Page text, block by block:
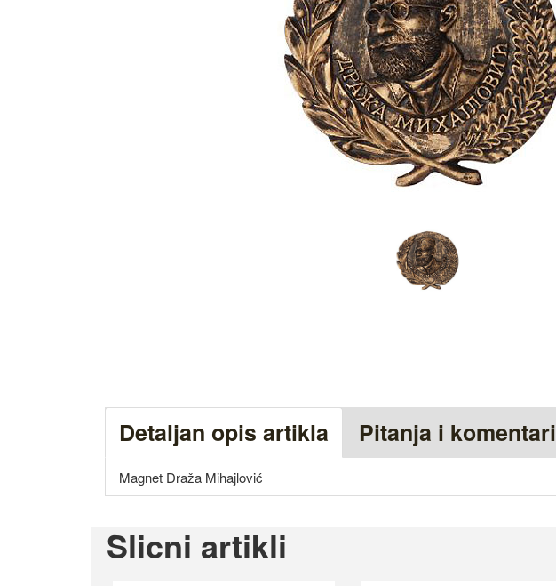
Detaljan opis artikla Pitanja i komentari
Magnet Draža Mihajlović
Slicni artikli